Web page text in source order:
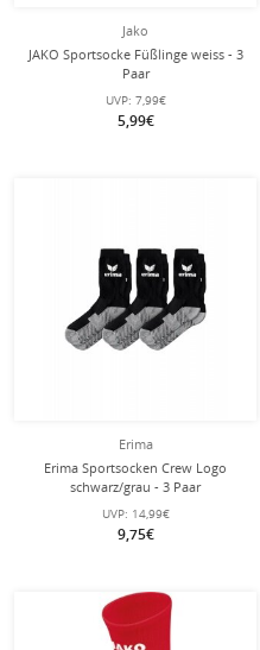
Jako
JAKO Sportsocke Füßlinge weiss - 3
Paar
UVP: 7,99€
5,99€
Erima
Erima Sportsocken Crew Logo
schwarz/grau - 3 Paar
UVP: 14,99€
9,75€